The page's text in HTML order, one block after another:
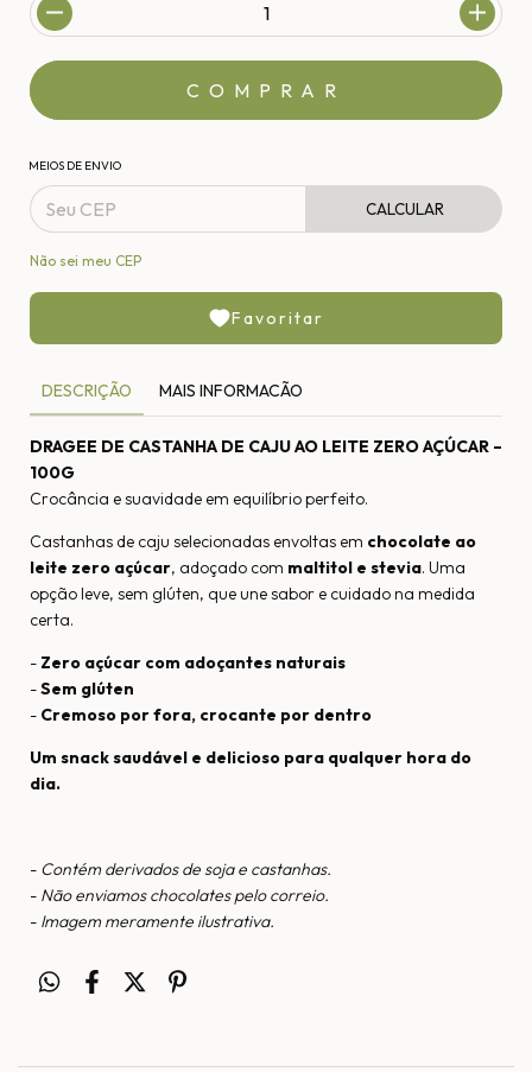
MEIOS DE ENVIO
CALCULAR
Não sei meu CEP
Favoritar
DESCRIÇÃO MAIS INFORMACÃO
DRAGEE DE CASTANHA DE CAJU AO LEITE ZERO AÇÚCAR –
100G
Crocância e suavidade em equilíbrio perfeito.
Castanhas de caju selecionadas envoltas em chocolate ao
leite zero açúcar, adoçado com maltitol e stevia. Uma
opção leve, sem glúten, que une sabor e cuidado na medida
certa.
- Zero açúcar com adoçantes naturais
-Sem glúten
- Cremoso por fora, crocante por dentro
Um snack saudável e delicioso para qualquer hora do
dia.
- Contém derivados de soja e castanhas.
- Não enviamos chocolates pelo correio.
- Imagem meramente ilustrativa.